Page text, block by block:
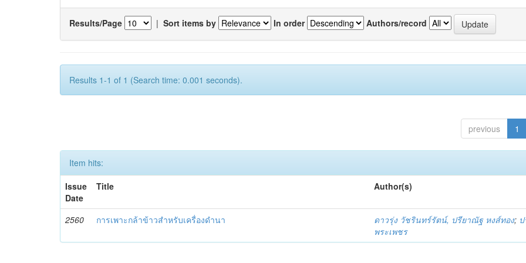
Results/Page | Sort items by In order Authors/record
Results 1-1 of 1 (Search time: 0.001 seconds).
previous 1
Item hits:
Issue
Date
Title Author(s)
2560 การเพาะกล้าข้าวสำหรับเครื่องดำนา ดาวรุ่ง วัชรินทร์รัตน์, ปรียาณัฐ หงส์ทอง;
พระเพชร